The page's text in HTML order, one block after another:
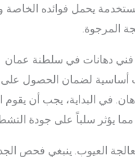
يحمل فوائده
المرجوة.
فني دهانات في سلطنة عمان
أساسية لضمان الحصول
في البداية، يجب أن
يؤثر سلباً على جودة
العيوب. ينبغي فحص